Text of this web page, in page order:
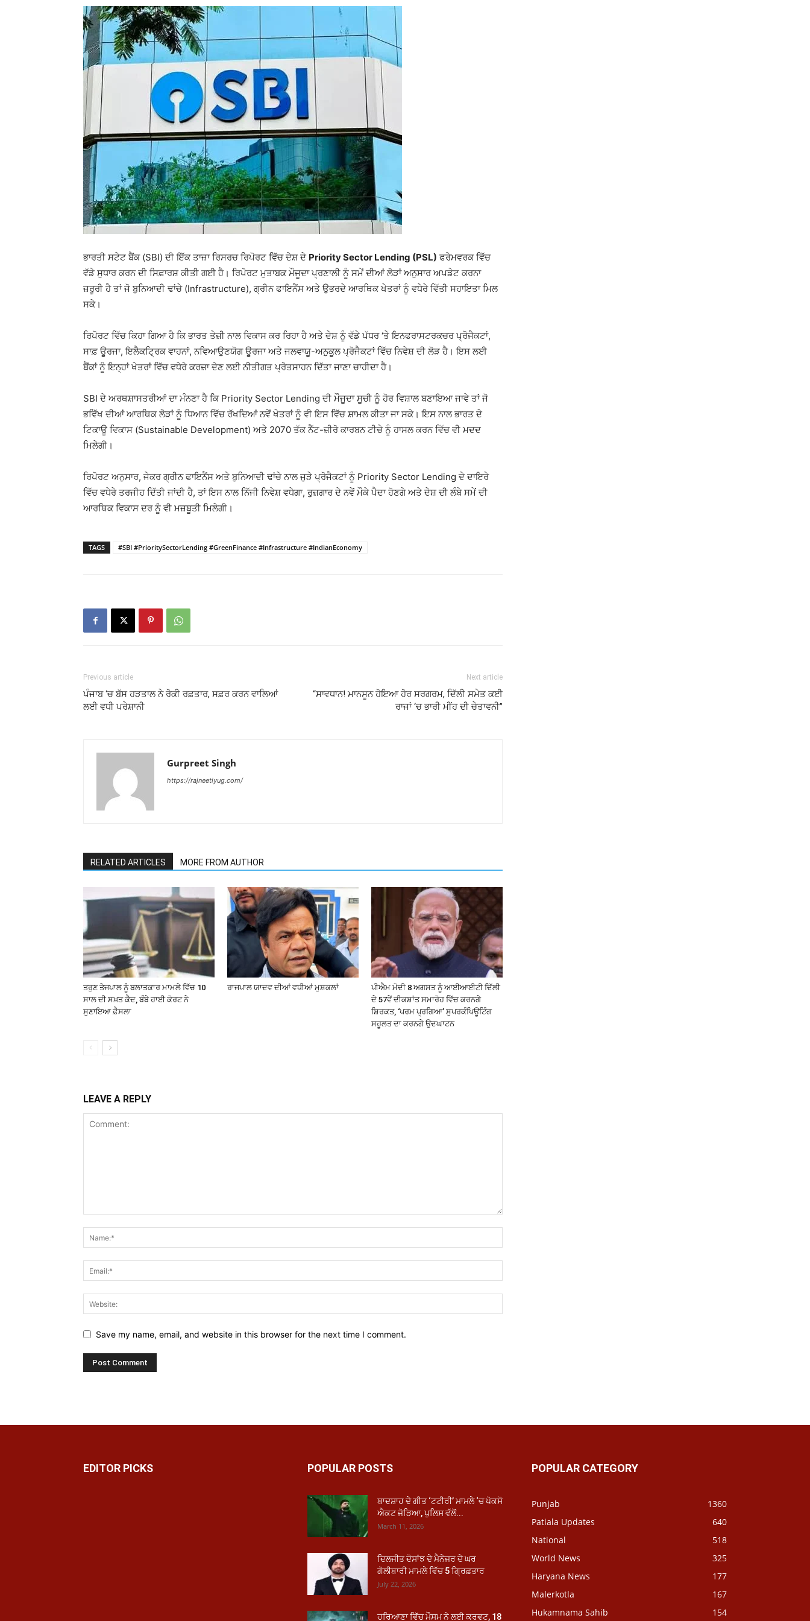
ਭਾਰਤੀ ਸਟੇਟ ਬੈਂਕ (SBI) ਦੀ ਇੱਕ ਤਾਜ਼ਾ ਰਿਸਰਚ ਰਿਪੋਰਟ ਵਿੱਚ ਦੇਸ਼ ਦੇ Priority Sector Lending (PSL) ਫਰੇਮਵਰਕ ਵਿੱਚ
ਵੱਡੇ ਸੁਧਾਰ ਕਰਨ ਦੀ ਸਿਫ਼ਾਰਸ਼ ਕੀਤੀ ਗਈ ਹੈ। ਰਿਪੋਰਟ ਮੁਤਾਬਕ ਮੌਜੂਦਾ ਪ੍ਰਣਾਲੀ ਨੂੰ ਸਮੇਂ ਦੀਆਂ ਲੋੜਾਂ ਅਨੁਸਾਰ ਅਪਡੇਟ ਕਰਨਾ
ਜ਼ਰੂਰੀ ਹੈ ਤਾਂ ਜੋ ਬੁਨਿਆਦੀ ਢਾਂਚੇ (Infrastructure), ਗ੍ਰੀਨ ਫਾਇਨੈਂਸ ਅਤੇ ਉਭਰਦੇ ਆਰਥਿਕ ਖੇਤਰਾਂ ਨੂੰ ਵਧੇਰੇ ਵਿੱਤੀ ਸਹਾਇਤਾ ਮਿਲ
ਸਕੇ।
ਰਿਪੋਰਟ ਵਿੱਚ ਕਿਹਾ ਗਿਆ ਹੈ ਕਿ ਭਾਰਤ ਤੇਜ਼ੀ ਨਾਲ ਵਿਕਾਸ ਕਰ ਰਿਹਾ ਹੈ ਅਤੇ ਦੇਸ਼ ਨੂੰ ਵੱਡੇ ਪੱਧਰ ‘ਤੇ ਇਨਫਰਾਸਟਰਕਚਰ ਪ੍ਰੋਜੈਕਟਾਂ,
ਸਾਫ਼ ਊਰਜਾ, ਇਲੈਕਟ੍ਰਿਕ ਵਾਹਨਾਂ, ਨਵਿਆਉਣਯੋਗ ਊਰਜਾ ਅਤੇ ਜਲਵਾਯੂ-ਅਨੁਕੂਲ ਪ੍ਰੋਜੈਕਟਾਂ ਵਿੱਚ ਨਿਵੇਸ਼ ਦੀ ਲੋੜ ਹੈ। ਇਸ ਲਈ
ਬੈਂਕਾਂ ਨੂੰ ਇਨ੍ਹਾਂ ਖੇਤਰਾਂ ਵਿੱਚ ਵਧੇਰੇ ਕਰਜ਼ਾ ਦੇਣ ਲਈ ਨੀਤੀਗਤ ਪ੍ਰੋਤਸਾਹਨ ਦਿੱਤਾ ਜਾਣਾ ਚਾਹੀਦਾ ਹੈ।
SBI ਦੇ ਅਰਥਸ਼ਾਸਤਰੀਆਂ ਦਾ ਮੰਨਣਾ ਹੈ ਕਿ Priority Sector Lending ਦੀ ਮੌਜੂਦਾ ਸੂਚੀ ਨੂੰ ਹੋਰ ਵਿਸ਼ਾਲ ਬਣਾਇਆ ਜਾਵੇ ਤਾਂ ਜੋ
ਭਵਿੱਖ ਦੀਆਂ ਆਰਥਿਕ ਲੋੜਾਂ ਨੂੰ ਧਿਆਨ ਵਿੱਚ ਰੱਖਦਿਆਂ ਨਵੇਂ ਖੇਤਰਾਂ ਨੂੰ ਵੀ ਇਸ ਵਿੱਚ ਸ਼ਾਮਲ ਕੀਤਾ ਜਾ ਸਕੇ। ਇਸ ਨਾਲ ਭਾਰਤ ਦੇ
ਟਿਕਾਊ ਵਿਕਾਸ (Sustainable Development) ਅਤੇ 2070 ਤੱਕ ਨੈੱਟ-ਜ਼ੀਰੋ ਕਾਰਬਨ ਟੀਚੇ ਨੂੰ ਹਾਸਲ ਕਰਨ ਵਿੱਚ ਵੀ ਮਦਦ
ਮਿਲੇਗੀ।
ਰਿਪੋਰਟ ਅਨੁਸਾਰ, ਜੇਕਰ ਗ੍ਰੀਨ ਫਾਇਨੈਂਸ ਅਤੇ ਬੁਨਿਆਦੀ ਢਾਂਚੇ ਨਾਲ ਜੁੜੇ ਪ੍ਰੋਜੈਕਟਾਂ ਨੂੰ Priority Sector Lending ਦੇ ਦਾਇਰੇ
ਵਿੱਚ ਵਧੇਰੇ ਤਰਜੀਹ ਦਿੱਤੀ ਜਾਂਦੀ ਹੈ, ਤਾਂ ਇਸ ਨਾਲ ਨਿੱਜੀ ਨਿਵੇਸ਼ ਵਧੇਗਾ, ਰੁਜ਼ਗਾਰ ਦੇ ਨਵੇਂ ਮੌਕੇ ਪੈਦਾ ਹੋਣਗੇ ਅਤੇ ਦੇਸ਼ ਦੀ ਲੰਬੇ ਸਮੇਂ ਦੀ
ਆਰਥਿਕ ਵਿਕਾਸ ਦਰ ਨੂੰ ਵੀ ਮਜ਼ਬੂਤੀ ਮਿਲੇਗੀ।
TAGS #SBI #PrioritySectorLending #GreenFinance #Infrastructure #IndianEconomy
Previous article
ਪੰਜਾਬ ‘ਚ ਬੱਸ ਹੜਤਾਲ ਨੇ ਰੋਕੀ ਰਫ਼ਤਾਰ, ਸਫ਼ਰ ਕਰਨ ਵਾਲਿਆਂ
ਲਈ ਵਧੀ ਪਰੇਸ਼ਾਨੀ
Next article
“ਸਾਵਧਾਨ! ਮਾਨਸੂਨ ਹੋਇਆ ਹੋਰ ਸਰਗਰਮ, ਦਿੱਲੀ ਸਮੇਤ ਕਈ
ਰਾਜਾਂ ‘ਚ ਭਾਰੀ ਮੀਂਹ ਦੀ ਚੇਤਾਵਨੀ”
Gurpreet Singh
https://rajneetiyug.com/
RELATED ARTICLES MORE FROM AUTHOR
ਤਰੁਣ ਤੇਜਪਾਲ ਨੂੰ ਬਲਾਤਕਾਰ ਮਾਮਲੇ ਵਿੱਚ 10
ਸਾਲ ਦੀ ਸਖ਼ਤ ਕੈਦ, ਬੰਬੇ ਹਾਈ ਕੋਰਟ ਨੇ
ਸੁਣਾਇਆ ਫ਼ੈਸਲਾ
ਰਾਜਪਾਲ ਯਾਦਵ ਦੀਆਂ ਵਧੀਆਂ ਮੁਸ਼ਕਲਾਂ
ਪੀਐਮ ਮੋਦੀ 8 ਅਗਸਤ ਨੂੰ ਆਈਆਈਟੀ ਦਿੱਲੀ
ਦੇ 57ਵੇਂ ਦੀਕਸ਼ਾਂਤ ਸਮਾਰੋਹ ਵਿੱਚ ਕਰਨਗੇ
ਸ਼ਿਰਕਤ, ‘ਪਰਮ ਪ੍ਰਗਿਆ’ ਸੁਪਰਕੰਪਿਊਟਿੰਗ
ਸਹੂਲਤ ਦਾ ਕਰਨਗੇ ਉਦਘਾਟਨ
LEAVE A REPLY
Save my name, email, and website in this browser for the next time I comment.
EDITOR PICKS POPULAR POSTS
ਬਾਦਸ਼ਾਹ ਦੇ ਗੀਤ ‘ਟਟੀਰੀ’ ਮਾਮਲੇ ‘ਚ ਪੋਕਸੋ
ਐਕਟ ਜੋੜਿਆ, ਪੁਲਿਸ ਵੱਲੋਂ...
March 11, 2026
ਦਿਲਜੀਤ ਦੋਸਾਂਝ ਦੇ ਮੈਨੇਜਰ ਦੇ ਘਰ
ਗੋਲੀਬਾਰੀ ਮਾਮਲੇ ਵਿੱਚ 5 ਗ੍ਰਿਫ਼ਤਾਰ
July 22, 2026
ਹਰਿਆਣਾ ਵਿੱਚ ਮੌਸਮ ਨੇ ਲਈ ਕਰਵਟ, 18
POPULAR CATEGORY
Punjab
1360
Patiala Updates
640
National
518
World News
325
Haryana News
177
Malerkotla
167
Hukamnama Sahib
154